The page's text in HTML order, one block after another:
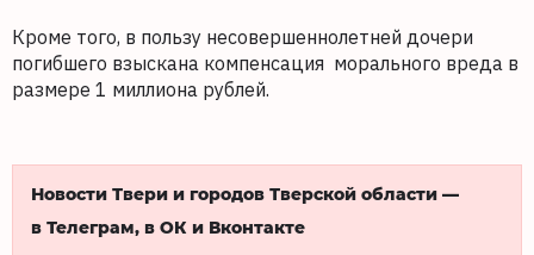
Кроме того, в пользу несовершеннолетней дочери
погибшего взыскана компенсация морального вреда в
размере 1 миллиона рублей.
Новости Твери и городов Тверской области —
в Телеграм, в ОК и Вконтакте